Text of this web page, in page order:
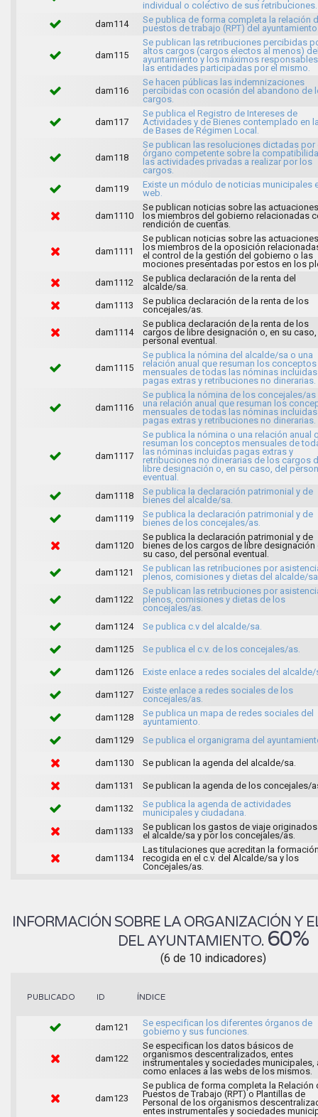
individual o colectivo de sus retribuciones.
dam114
Se publica de forma completa la relación
puestos de trabajo (RPT) del
dam115
Se publican las retribuciones percibidas
altos cargos (cargos electos al menos)
ayuntamiento y los máximos
las entidades participadas por el mismo.
dam116
Se hacen públicas las indemnizaciones
percibidas con ocasión del abandono de
cargos.
dam117
Se publica el Registro de Intereses de
Actividades y de Bienes contemplado en
de Bases de Régimen Local.
dam118
Se publican las resoluciones dictadas por
órgano competente sobre la
las actividades privadas a realizar por los
cargos.
dam119
Existe un módulo de noticias municipales
web.
dam1110
Se publican noticias sobre las
los miembros del gobierno relacionadas
rendición de cuentas.
dam1111
Se publican noticias sobre las
los miembros de la oposición
el control de la gestión del gobierno o las
mociones presentadas por estos en los
dam1112
Se publica declaración de la renta del
alcalde/sa.
dam1113
Se publica declaración de la renta de los
concejales/as.
dam1114
Se publica declaración de la renta de los
cargos de libre designación o, en su
personal eventual.
dam1115
Se publica la nómina del alcalde/sa o una
relación anual que resuman los conceptos
mensuales de todas las nóminas incluidas
pagas extras y retribuciones no dinerarias.
dam1116
Se publica la nómina de los concejales/as
una relación anual que resuman los
mensuales de todas las nóminas incluidas
pagas extras y retribuciones no dinerarias.
dam1117
Se publica la nómina o una relación anual
resuman los conceptos mensuales de
las nóminas incluidas pagas extras y
retribuciones no dinerarias de los cargos
libre designación o, en su caso, del
eventual.
dam1118
Se publica la declaración patrimonial y de
bienes del alcalde/sa.
dam1119
Se publica la declaración patrimonial y de
bienes de los concejales/as.
dam1120
Se publica la declaración patrimonial y de
bienes de los cargos de libre designación
su caso, del personal eventual.
dam1121
Se publican las retribuciones por
plenos, comisiones y dietas del alcalde/
dam1122
Se publican las retribuciones por
plenos, comisiones y dietas de los
concejales/as.
dam1124
Se publica c.v del alcalde/sa.
dam1125 Se publica el c.v. de los concejales/as.
dam1126 Existe enlace a redes sociales del alcalde/
dam1127
Existe enlace a redes sociales de los
concejales/as.
dam1128
Se publica un mapa de redes sociales del
ayuntamiento.
dam1129
Se publica el organigrama del
dam1130 Se publican la agenda del alcalde/sa.
dam1131 Se publican la agenda de los concejales/
dam1132
Se publica la agenda de actividades
municipales y ciudadana.
dam1133
Se publican los gastos de viaje
el alcalde/sa y por los concejales/as.
dam1134
Las titulaciones que acreditan la
recogida en el c.v. del Alcalde/sa y los
Concejales/as.
INFORMACIÓN SOBRE LA ORGANIZACIÓN Y
DEL AYUNTAMIENTO. 60%
(6 de 10 indicadores)
PUBLICADO ID ÍNDICE
dam121
Se especifican los diferentes órganos de
gobierno y sus funciones.
dam122
Se especifican los datos básicos de
organismos descentralizados, entes
instrumentales y sociedades municipales,
como enlaces a las webs de los mismos.
dam123
Se publica de forma completa la Relación
Puestos de Trabajo (RPT) o Plantillas de
Personal de los organismos
entes instrumentales y sociedades